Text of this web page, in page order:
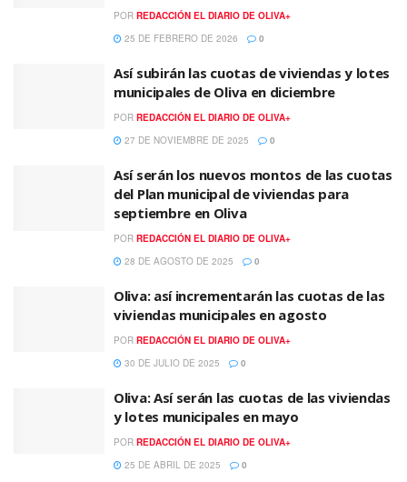
POR REDACCIÓN EL DIARIO DE OLIVA+
25 DE FEBRERO DE 2026
0
Así subirán las cuotas de viviendas y lotes
municipales de Oliva en diciembre
POR REDACCIÓN EL DIARIO DE OLIVA+
27 DE NOVIEMBRE DE 2025
0
Así serán los nuevos montos de las cuotas
del Plan municipal de viviendas para
septiembre en Oliva
POR REDACCIÓN EL DIARIO DE OLIVA+
28 DE AGOSTO DE 2025
0
Oliva: así incrementarán las cuotas de las
viviendas municipales en agosto
POR REDACCIÓN EL DIARIO DE OLIVA+
30 DE JULIO DE 2025
0
Oliva: Así serán las cuotas de las viviendas
y lotes municipales en mayo
POR REDACCIÓN EL DIARIO DE OLIVA+
25 DE ABRIL DE 2025
0